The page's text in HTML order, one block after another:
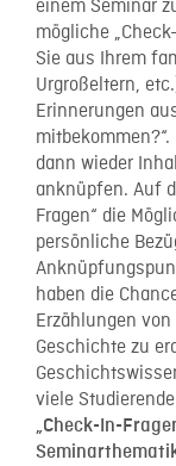
einem Seminar
mögliche
Sie aus Ihrem
Urgroßeltern,
Erinnerungen
dann wieder
anknüpfen. Auf
Fragen“ die
persönliche
haben die
Erzählungen
Geschichte zu
viele
„Check-In-